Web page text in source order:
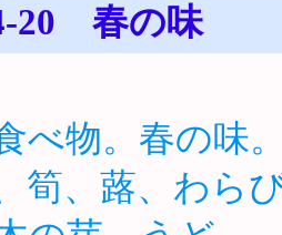
20 春の味
べ物。春の味
筍、蕗、わら